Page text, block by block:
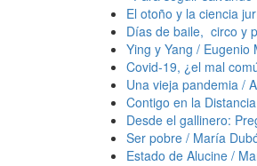
El otoño y la ciencia
Días de baile, circo y
Ying y Yang / Eugenio
Covid-19, ¿el mal
Una vieja pandemia /
Contigo en la
Desde el gallinero:
Ser pobre / María
Estado de Alucine /